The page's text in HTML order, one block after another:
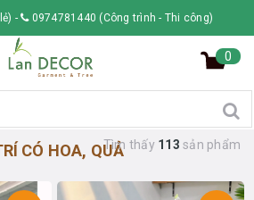
- 0974781440 (Công trình - Thi công)
0
CÓ HOA, QUẢTìm thấy 113 sản phẩm